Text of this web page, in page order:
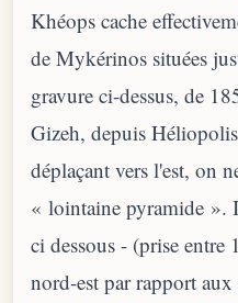
Khéops cache
de Mykérinos situées
gravure ci-dessus, de
Gizeh, depuis
déplaçant vers l'est, on
« lointaine pyramide ».
ci dessous - (prise
nord-est par rapport